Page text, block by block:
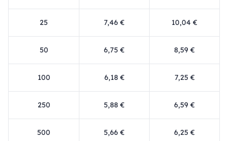
25 7,46 € 10,04 €
50 6,75 € 8,59 €
100 6,18 € 7,25 €
250 5,88 € 6,59 €
500 5,66 € 6,25 €